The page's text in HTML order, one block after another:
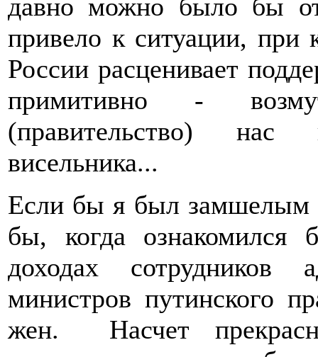
давно можно было бы
привело к ситуации, при
России расценивает
примитивно -
(правительство) нас
висельника...
Если бы я был замшелым
бы, когда
доходах сотрудников
министров путинского
жен. Насчет